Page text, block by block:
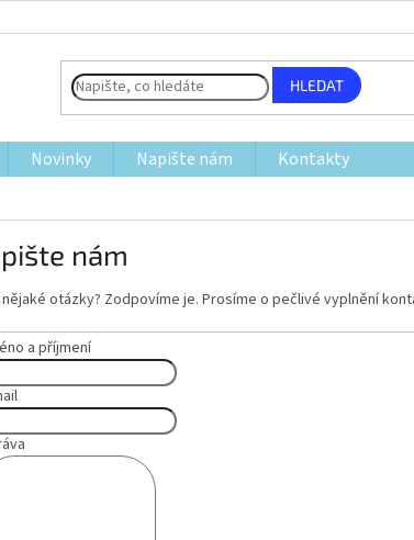
HLEDAT
Novinky Napište nám Kontakty
nám
otázky? Zodpovíme je. Prosíme o pečlivé vyplnění
a příjmení